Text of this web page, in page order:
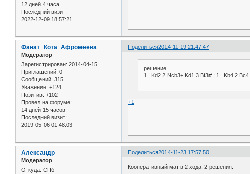
12 дней 4 часа
Последний визит:
2022-12-09 18:57:21
Поделиться2014-11-19 21:47:47
Фанат_Кота_Афромеева
Модератор
Зарегистрирован: 2014-04-15
Приглашений: 0
Сообщений: 315
Уважение: +124
Позитив: +102
Провел на форуме:
14 дней 15 часов
Последний визит:
2019-05-06 01:48:03
решение
1...Kd2 2.Ncb3+ Kd1 3.Bf3# ; 1...Kb4
+1
Поделиться2014-11-23 17:57:50
Александр
Модератор
Откуда: СПб
Кооперативный мат в 2 хода. 2 решения.